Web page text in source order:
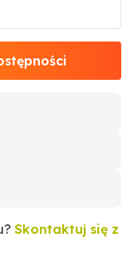
Skontaktuj się z